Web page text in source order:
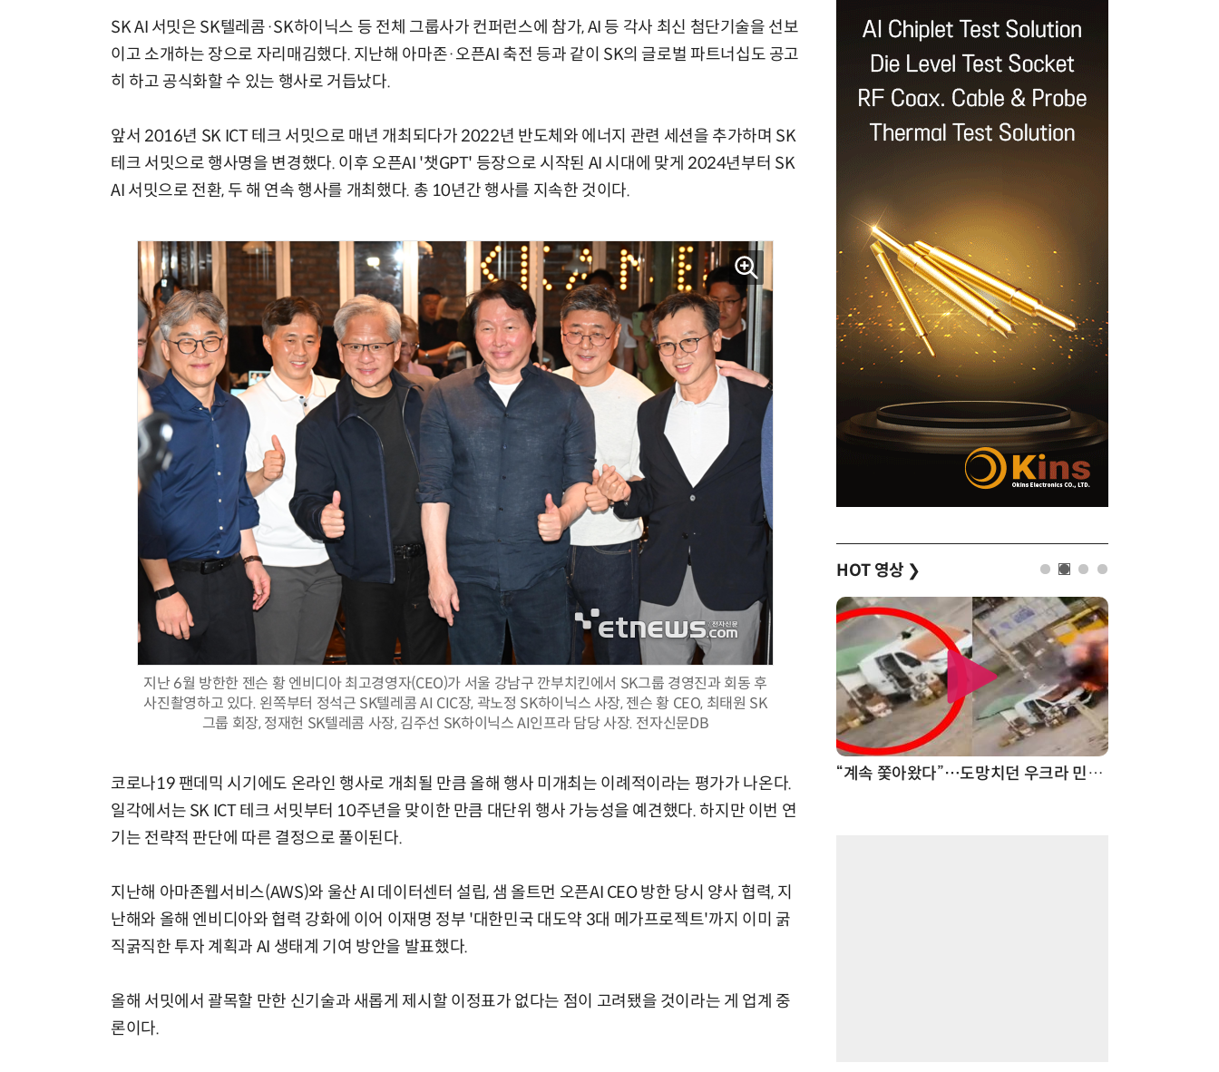
SK AI 서밋은 SK텔레콤·SK하이닉스 등 전체 그룹사가 컨퍼런스에 참가, AI 등 각사 최신 첨단기술을 선보
이고 소개하는 장으로 자리매김했다. 지난해 아마존·오픈AI 축전 등과 같이 SK의 글로벌 파트너십도 공고
히 하고 공식화할 수 있는 행사로 거듭났다.
앞서 2016년 SK ICT 테크 서밋으로 매년 개최되다가 2022년 반도체와 에너지 관련 세션을 추가하며 SK
테크 서밋으로 행사명을 변경했다. 이후 오픈AI '챗GPT' 등장으로 시작된 AI 시대에 맞게 2024년부터 SK
AI 서밋으로 전환, 두 해 연속 행사를 개최했다. 총 10년간 행사를 지속한 것이다.
지난 6월 방한한 젠슨 황 엔비디아 최고경영자(CEO)가 서울 강남구 깐부치킨에서 SK그룹 경영진과 회동 후
사진촬영하고 있다. 왼쪽부터 정석근 SK텔레콤 AI CIC장, 곽노정 SK하이닉스 사장, 젠슨 황 CEO, 최태원 SK
그룹 회장, 정재헌 SK텔레콤 사장, 김주선 SK하이닉스 AI인프라 담당 사장. 전자신문DB
코로나19 팬데믹 시기에도 온라인 행사로 개최될 만큼 올해 행사 미개최는 이례적이라는 평가가 나온다.
일각에서는 SK ICT 테크 서밋부터 10주년을 맞이한 만큼 대단위 행사 가능성을 예견했다. 하지만 이번 연
기는 전략적 판단에 따른 결정으로 풀이된다.
지난해 아마존웹서비스(AWS)와 울산 AI 데이터센터 설립, 샘 올트먼 오픈AI CEO 방한 당시 양사 협력, 지
난해와 올해 엔비디아와 협력 강화에 이어 이재명 정부 '대한민국 대도약 3대 메가프로젝트'까지 이미 굵
직굵직한 투자 계획과 AI 생태계 기여 방안을 발표했다.
올해 서밋에서 괄목할 만한 신기술과 새롭게 제시할 이정표가 없다는 점이 고려됐을 것이라는 게 업계 중
론이다.
HOT 영상 ❯
거미줄 쏘고 자동 회수까지…현실판 스파이더맨 웹 슈터 “계속 쫓아왔다”…도망치던 우크라 민간인 공격한 러 자폭 드론